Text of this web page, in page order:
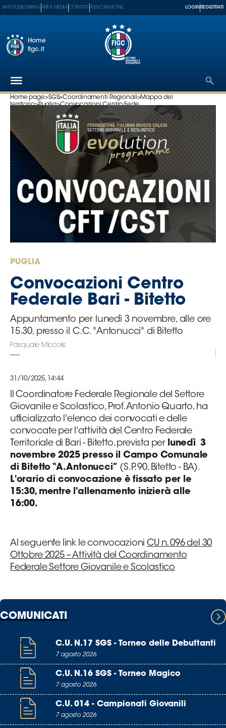
Federazione
Partner
Tecnici
Paralimpico
Serie
Femminile
del
Calcio
I
partner
delle
nazionali
Cerca
Whistleblowing
Area
Media
Assicurazione
Social media
WHISTLEBLOWING AREA MEDIA CONTATTI ASSICURAZIONE LOGIN REGISTRATI
Home
figc.it
Home page>SGS>Coordinamenti Regionali>Mappa del
territorio>Puglia>Convocazioni Centro Fede...
PUGLIA
Convocazioni Centro
Federale Bari - Bitetto
Appuntamento per lunedì 3 novembre, alle ore
15.30, presso il C.C. "Antonucci" di Bitetto
Pasquale Miccolis
31/10/2025, 14:44
Il Coordinatore Federale Regionale del Settore
Giovanile e Scolastico, Prof. Antonio Quarto, ha
ufficializzato l'elenco dei convocati e delle
convocate per l'attività del Centro Federale
Territoriale di Bari - Bitetto, prevista per lunedì 3
novembre 2025 presso il Campo Comunale
di Bitetto “A. Antonucci” (S.P. 90, Bitetto - BA).
L'orario di convocazione è fissato per le
15:30, mentre l'allenamento inizierà alle
16:00.
Al seguente link le convocazioniCU n. 096 del 30
Ottobre 2025 – Attività del Coordinamento
Federale Settore Giovanile e Scolastico
COMUNICATI
C.U. N.17 SGS - Torneo delle Debuttanti
7 agosto 2026
C.U. N.16 SGS - Torneo Magico
7 agosto 2026
C.U. 014 - Campionati Giovanili
7 agosto 2026